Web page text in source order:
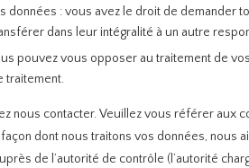
données : vous avez le droit de demander
dans leur intégralité à un autre
pouvez vous opposer au traitement de
traitement.
nous contacter. Veuillez vous référer aux
dont nous traitons vos données, nous
de l’autorité de contrôle (l’autorité